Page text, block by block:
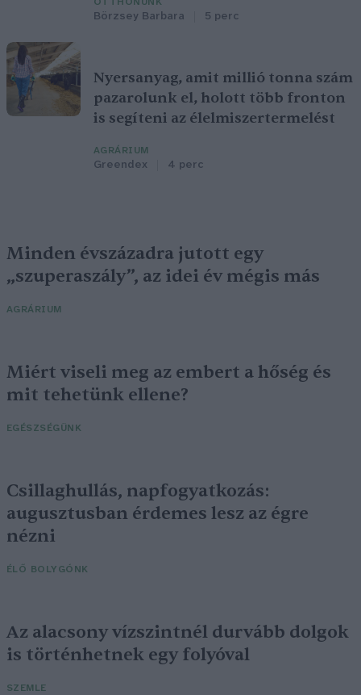
OTTHONUNK
Börzsey Barbara 5 perc
Nyersanyag, amit millió tonna szám
pazarolunk el, holott több fronton
is segíteni az élelmiszertermelést
AGRÁRIUM
Greendex 4 perc
Minden évszázadra jutott egy
„szuperaszály”, az idei év mégis más
AGRÁRIUM
Miért viseli meg az embert a hőség és
mit tehetünk ellene?
EGÉSZSÉGÜNK
Csillaghullás, napfogyatkozás:
augusztusban érdemes lesz az égre
nézni
ÉLŐ BOLYGÓNK
Az alacsony vízszintnél durvább dolgok
is történhetnek egy folyóval
SZEMLE